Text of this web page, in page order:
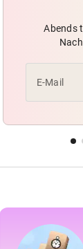
Abends
E-Mail